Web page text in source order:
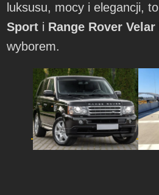
luksusu, mocy i elegancji, to
Sport i Range Rover Velar
wyborem.